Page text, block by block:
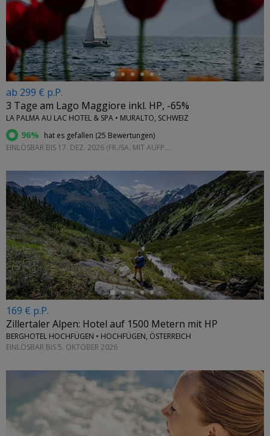
ab 299 € p.P.
3 Tage am Lago Maggiore inkl. HP, -65%
LA PALMA AU LAC HOTEL & SPA • MURALTO, SCHWEIZ
96% hat es gefallen (25 Bewertungen)
EINLÖSBAR BIS 17. DEZ. 2026 (FR./SA. MIT AUFPREIS)
←
169 € p.P.
Zillertaler Alpen: Hotel auf 1500 Metern mit HP
BERGHOTEL HOCHFÜGEN • HOCHFÜGEN, ÖSTERREICH
EINLÖSBAR BIS 5. OKTOBER 2026